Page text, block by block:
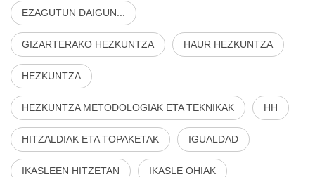
EZAGUTUN DAIGUN...
GIZARTERAKO HEZKUNTZA HAUR HEZKUNTZA
HEZKUNTZA
HEZKUNTZA METODOLOGIAK ETA TEKNIKAK HH
HITZALDIAK ETA TOPAKETAK IGUALDAD
IKASLEEN HITZETAN IKASLE OHIAK